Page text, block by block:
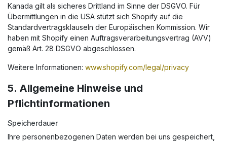
Kanada gilt als sicheres Drittland im Sinne der DSGVO. Für
Übermittlungen in die USA stützt sich Shopify auf die
Standardvertragsklauseln der Europäischen Kommission. Wir
haben mit Shopify einen Auftragsverarbeitungsvertrag (AVV)
gemäß Art. 28 DSGVO abgeschlossen.
Weitere Informationen: www.shopify.com/legal/privacy
5. Allgemeine Hinweise und
Pflichtinformationen
Speicherdauer
Ihre personenbezogenen Daten werden bei uns gespeichert,